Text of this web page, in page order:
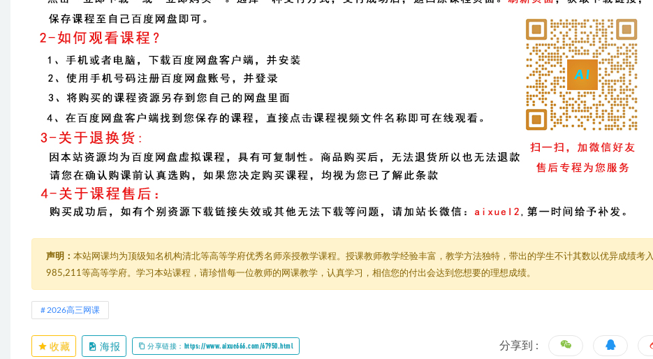
声明： 本站网课均为顶级知名机构清北等高等学府优秀名师亲授教学课程。授课教师教学经验丰富，教学方法独特，带出的学生不计其数以优异成绩考入
985,211等高等学府。学习本站课程，请珍惜每一位教师的网课教学，认真学习，相信您的付出会达到您想要的理想成绩。
2026高三网课
收藏 海报 分享链接：https://www.aixue666.com/67950.html 分享到 :